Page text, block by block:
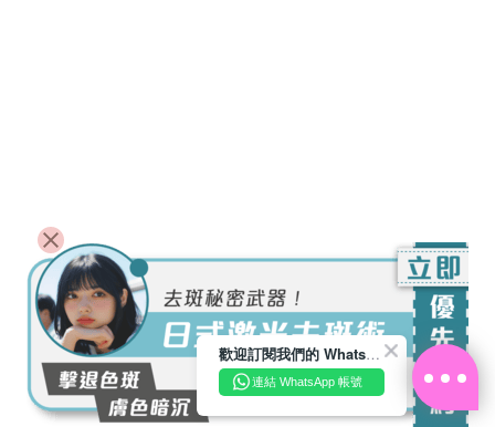
歡迎訂閱我們的 WhatsApp Business 帳號
連結 WhatsApp 帳號